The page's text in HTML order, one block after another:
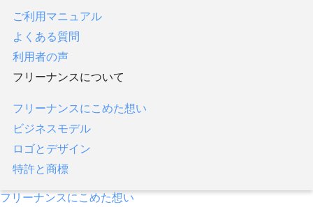
ご利用マニュアル
よくある質問
利用者の声
フリーナンスについて
フリーナンスにこめた想い
ビジネスモデル
ロゴとデザイン
特許と商標
即日払い／ファクタリング
あんしん補償プラス
バーチャルオフィス
企業の方へ
ご利用マニュアル
よくある質問
利用者の声
フリーナンスについて
フリーナンスにこめた想い